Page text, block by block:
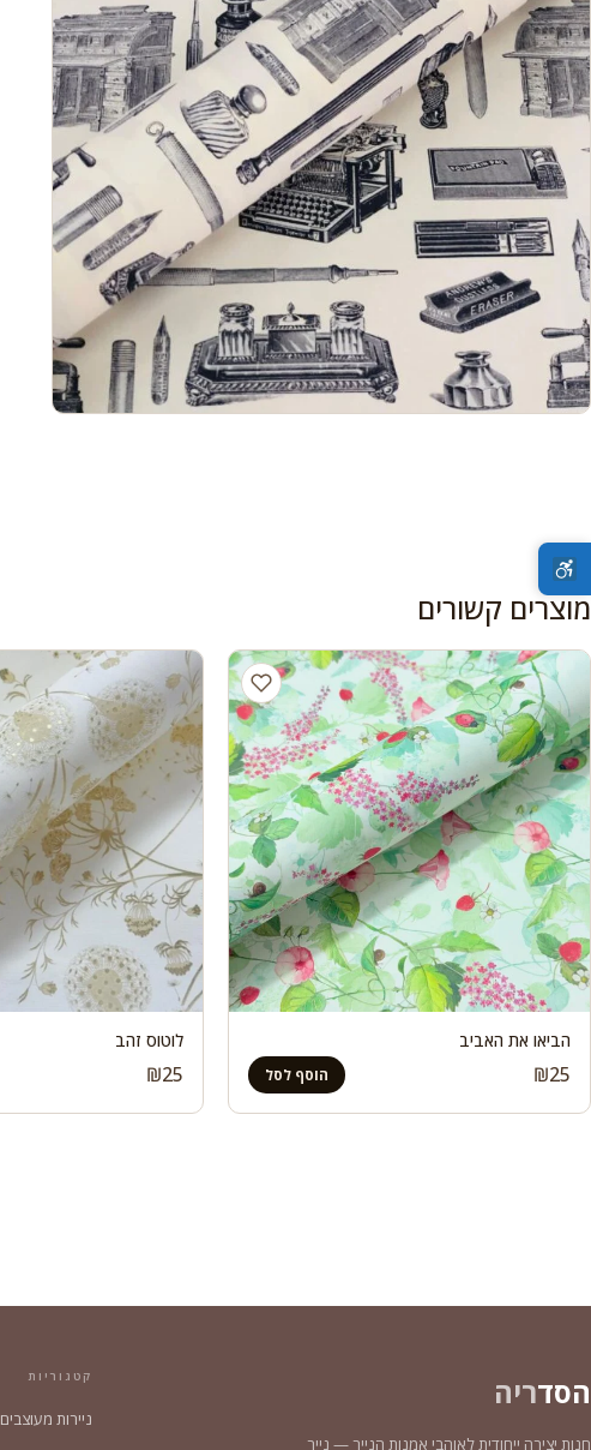
מוצרים קשורים
הביאו את האביב
₪25 הוסף לסל
לוטוס זהב
₪25
הסדריה
חנות יצירה ייחודית לאוהבי אמנות הנייר — נייר
קטגוריות
ניירות מעוצבים